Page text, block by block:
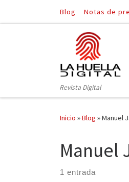
Saltar al contenido
Blog Notas de
Revista Digital
Inicio »Blog »Manuel
Manuel
1 entrada